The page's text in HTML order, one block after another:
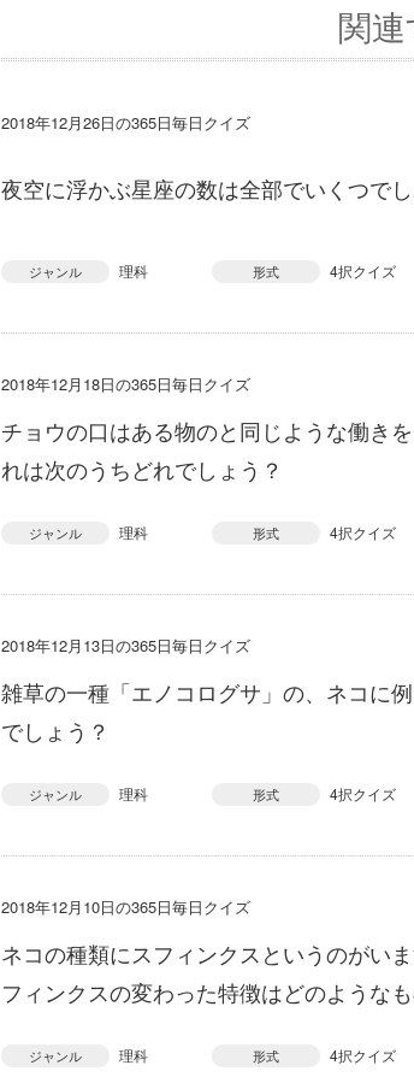
関
2018年12月26日の365日毎日クイズ
夜空に浮かぶ星座の数は全部でいくつで
ジャンル 理科 形式 4択クイズ
2018年12月18日の365日毎日クイズ
チョウの口はある物のと同じような働き
れは次のうちどれでしょう？
ジャンル 理科 形式 4択クイズ
2018年12月13日の365日毎日クイズ
雑草の一種「エノコログサ」の、ネコに
でしょう？
ジャンル 理科 形式 4択クイズ
2018年12月10日の365日毎日クイズ
ネコの種類にスフィンクスというのがい
フィンクスの変わった特徴はどのような
ジャンル 理科 形式 4択クイズ